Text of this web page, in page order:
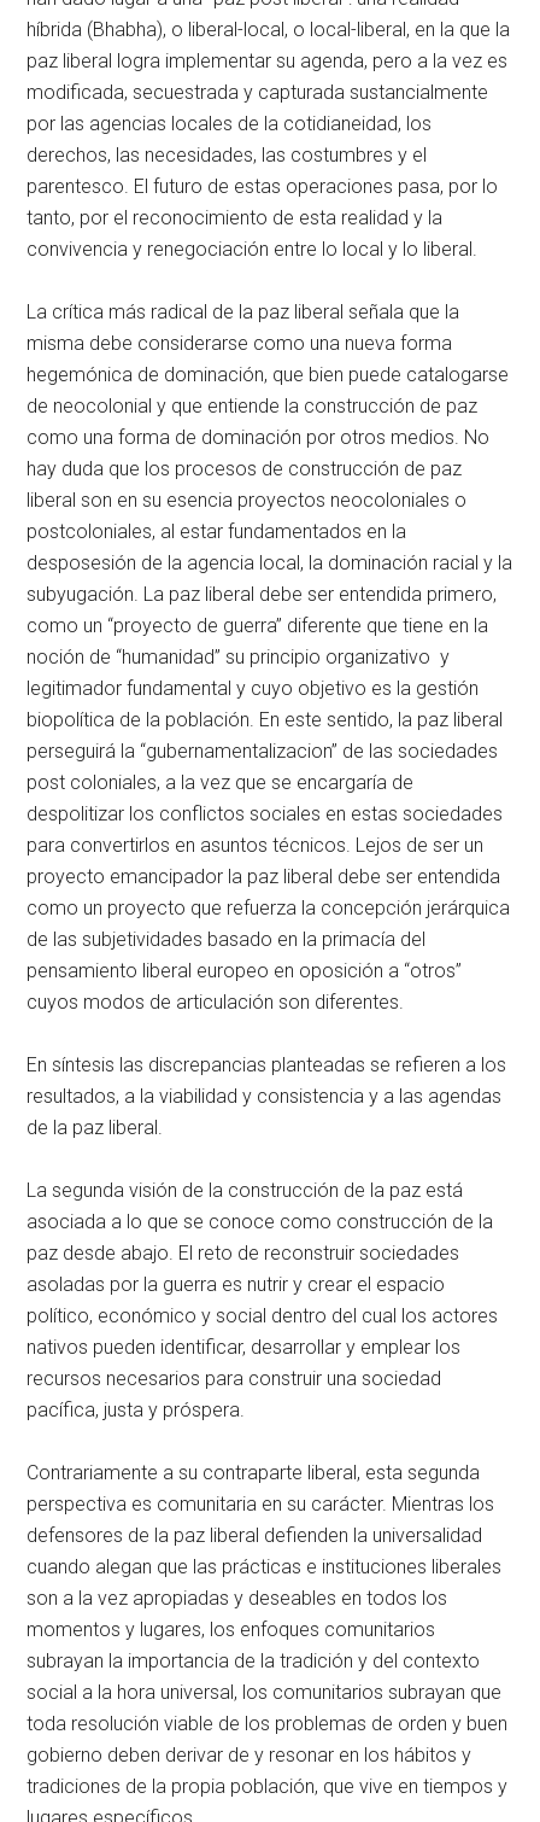
híbrida (Bhabha), o liberal-local, o local-liberal, en la que la
paz liberal logra implementar su agenda, pero a la vez es
modificada, secuestrada y capturada sustancialmente
por las agencias locales de la cotidianeidad, los
derechos, las necesidades, las costumbres y el
parentesco. El futuro de estas operaciones pasa, por lo
tanto, por el reconocimiento de esta realidad y la
convivencia y renegociación entre lo local y lo liberal.
La crítica más radical de la paz liberal señala que la
misma debe considerarse como una nueva forma
hegemónica de dominación, que bien puede catalogarse
de neocolonial y que entiende la construcción de paz
como una forma de dominación por otros medios. No
hay duda que los procesos de construcción de paz
liberal son en su esencia proyectos neocoloniales o
postcoloniales, al estar fundamentados en la
desposesión de la agencia local, la dominación racial y la
subyugación. La paz liberal debe ser entendida primero,
como un “proyecto de guerra” diferente que tiene en la
noción de “humanidad” su principio organizativo y
legitimador fundamental y cuyo objetivo es la gestión
biopolítica de la población. En este sentido, la paz liberal
perseguirá la “gubernamentalizacion” de las sociedades
post coloniales, a la vez que se encargaría de
despolitizar los conflictos sociales en estas sociedades
para convertirlos en asuntos técnicos. Lejos de ser un
proyecto emancipador la paz liberal debe ser entendida
como un proyecto que refuerza la concepción jerárquica
de las subjetividades basado en la primacía del
pensamiento liberal europeo en oposición a “otros”
cuyos modos de articulación son diferentes.
En síntesis las discrepancias planteadas se refieren a los
resultados, a la viabilidad y consistencia y a las agendas
de la paz liberal.
La segunda visión de la construcción de la paz está
asociada a lo que se conoce como construcción de la
paz desde abajo. El reto de reconstruir sociedades
asoladas por la guerra es nutrir y crear el espacio
político, económico y social dentro del cual los actores
nativos pueden identificar, desarrollar y emplear los
recursos necesarios para construir una sociedad
pacífica, justa y próspera.
Contrariamente a su contraparte liberal, esta segunda
perspectiva es comunitaria en su carácter. Mientras los
defensores de la paz liberal defienden la universalidad
cuando alegan que las prácticas e instituciones liberales
son a la vez apropiadas y deseables en todos los
momentos y lugares, los enfoques comunitarios
subrayan la importancia de la tradición y del contexto
social a la hora universal, los comunitarios subrayan que
toda resolución viable de los problemas de orden y buen
gobierno deben derivar de y resonar en los hábitos y
tradiciones de la propia población, que vive en tiempos y